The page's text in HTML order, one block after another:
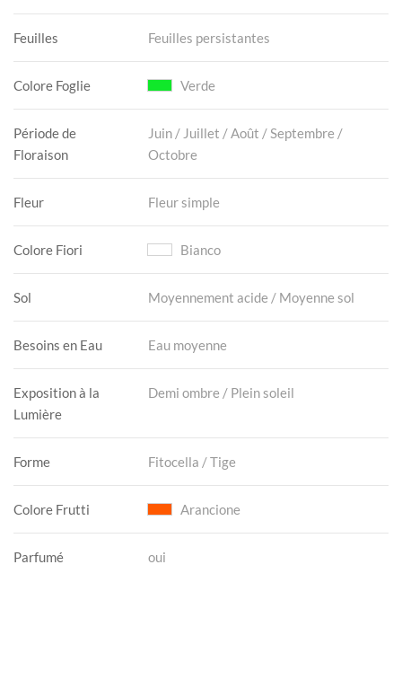
Feuilles Feuilles persistantes
Colore Foglie Verde
Période de
Floraison
Juin / Juillet / Août / Septembre /
Octobre
Fleur Fleur simple
Colore Fiori Bianco
Sol Moyennement acide / Moyenne sol
Besoins en Eau Eau moyenne
Exposition à la
Lumière
Demi ombre / Plein soleil
Forme Fitocella / Tige
Colore Frutti Arancione
Parfumé oui